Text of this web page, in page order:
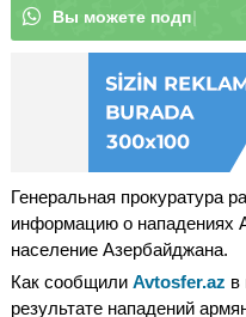
Вы |
Генеральная прокуратура
информацию о нападениях
население Азербайджана.
Как сообщили Avtosfer.az в
результате нападений